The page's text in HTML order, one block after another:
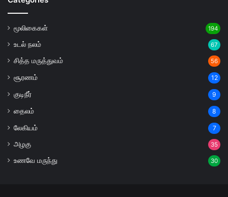
மூலிகைகள் 194
உடல் நலம் 67
சித்த மருத்துவம் 56
சூரணம் 12
குடிநீர் 9
தைலம் 8
லேகியம் 7
அழகு 35
உணவே மருந்து 30